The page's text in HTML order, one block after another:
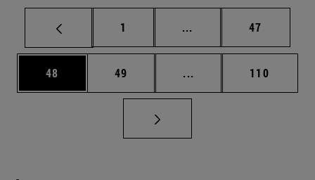
Página
1 ... Páginas intermedias
Página
47
Página
48 Página
49 ... Páginas intermedias
Página
110